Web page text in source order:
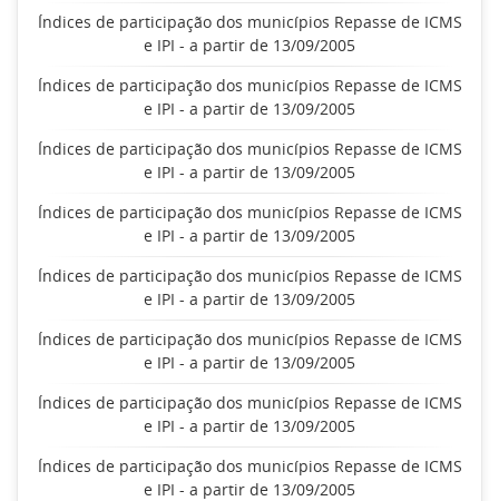
Índices de participação dos municípios Repasse de ICMS
e IPI - a partir de 13/09/2005
Índices de participação dos municípios Repasse de ICMS
e IPI - a partir de 13/09/2005
Índices de participação dos municípios Repasse de ICMS
e IPI - a partir de 13/09/2005
Índices de participação dos municípios Repasse de ICMS
e IPI - a partir de 13/09/2005
Índices de participação dos municípios Repasse de ICMS
e IPI - a partir de 13/09/2005
Índices de participação dos municípios Repasse de ICMS
e IPI - a partir de 13/09/2005
Índices de participação dos municípios Repasse de ICMS
e IPI - a partir de 13/09/2005
Índices de participação dos municípios Repasse de ICMS
e IPI - a partir de 13/09/2005